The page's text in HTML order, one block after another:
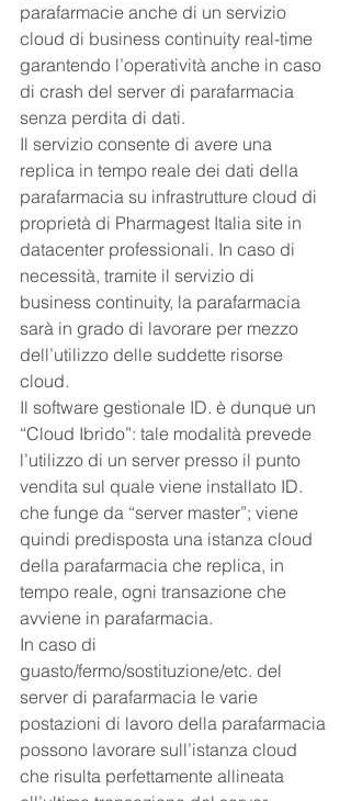
parafarmacie anche di un servizio
cloud di business continuity real-time
garantendo l’operatività anche in caso
di crash del server di parafarmacia
senza perdita di dati.
Il servizio consente di avere una
replica in tempo reale dei dati della
parafarmacia su infrastrutture cloud di
proprietà di Pharmagest Italia site in
datacenter professionali. In caso di
necessità, tramite il servizio di
business continuity, la parafarmacia
sarà in grado di lavorare per mezzo
dell’utilizzo delle suddette risorse
cloud.
Il software gestionale ID. è dunque un
“Cloud Ibrido”: tale modalità prevede
l’utilizzo di un server presso il punto
vendita sul quale viene installato ID.
che funge da “server master”; viene
quindi predisposta una istanza cloud
della parafarmacia che replica, in
tempo reale, ogni transazione che
avviene in parafarmacia.
In caso di
guasto/fermo/sostituzione/etc. del
server di parafarmacia le varie
postazioni di lavoro della parafarmacia
possono lavorare sull’istanza cloud
che risulta perfettamente allineata